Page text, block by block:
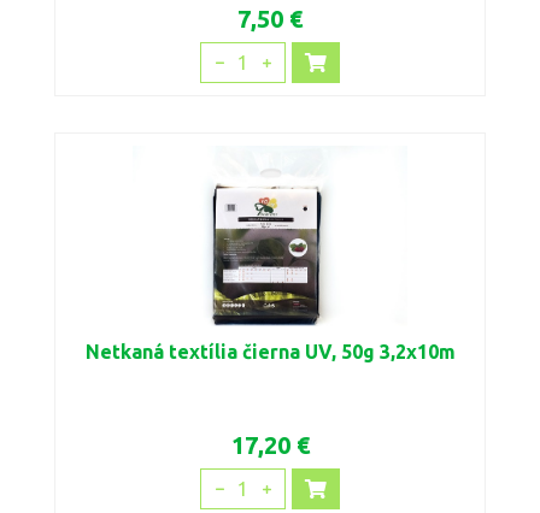
7,50 €
1
Netkaná textília čierna UV, 50g 3,2x10m
17,20 €
1